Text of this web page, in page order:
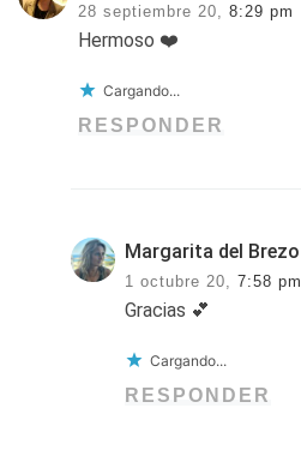
28 septiembre 20, 8:29 pm
Hermoso ❤️
Cargando...
RESPONDER
Margarita del Brezo
1 octubre 20,
7:58 pm
Gracias 💕
Cargando...
RESPONDER